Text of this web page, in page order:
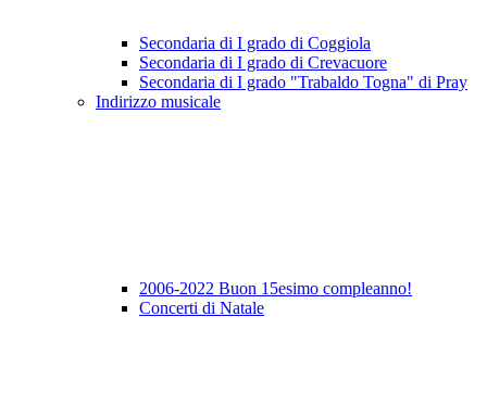
Secondaria di I grado di Coggiola
Secondaria di I grado di Crevacuore
Secondaria di I grado "Trabaldo Togna" di Pray
Indirizzo musicale
2006-2022 Buon 15esimo compleanno!
Concerti di Natale